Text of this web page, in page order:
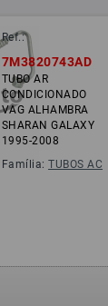
Ref.:
7M3820743AD
TUBO AR
CONDICIONADO
VAG ALHAMBRA
SHARAN GALAXY
1995-2008
Família:TUBOS AC